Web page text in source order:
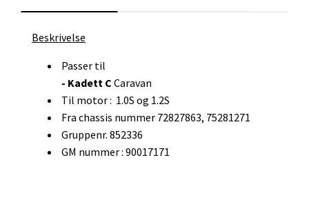
Beskrivelse
Passer til
- Kadett C Caravan
Til motor : 1.0S og 1.2S
Fra chassis nummer 72827863, 75281271
Gruppenr. 852336
GM nummer : 90017171